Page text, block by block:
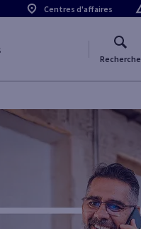
Centres d'affaires
Recherche